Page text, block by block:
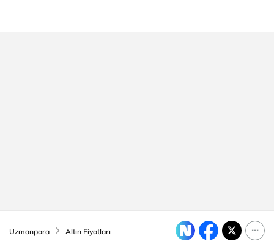
Uzmanpara Altın Fiyatları